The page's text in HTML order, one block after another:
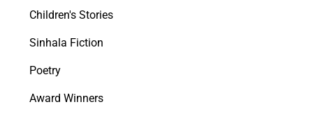
Children's Stories
Sinhala Fiction
Poetry
Award Winners